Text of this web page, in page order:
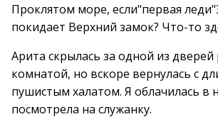
Проклятом море, если"первая
покидает Верхний замок? Что-то
Арита скрылась за одной из
комнатой, но вскоре вернулась с
пушистым халатом. Я облачилась в
посмотрела на служанку.